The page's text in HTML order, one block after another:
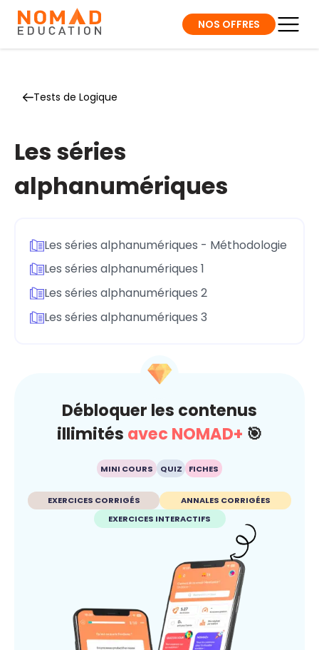
NOS OFFRES
Tests de Logique
Les séries
alphanumériques
Les séries alphanumériques - Méthodologie
Les séries alphanumériques 1
Les séries alphanumériques 2
Les séries alphanumériques 3
Débloquer les contenus
illimités avec NOMAD+ 🎯
MINI COURS QUIZ FICHES
EXERCICES CORRIGÉS
ANNALES CORRIGÉES
EXERCICES INTERACTIFS